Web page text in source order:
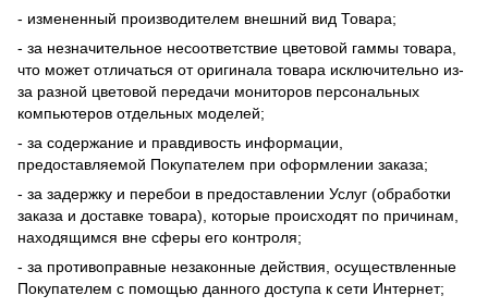
- измененный производителем внешний вид Товара;
- за незначительное несоответствие цветовой гаммы товара,
что может отличаться от оригинала товара исключительно из-
за разной цветовой передачи мониторов персональных
компьютеров отдельных моделей;
- за содержание и правдивость информации,
предоставляемой Покупателем при оформлении заказа;
- за задержку и перебои в предоставлении Услуг (обработки
заказа и доставке товара), которые происходят по причинам,
находящимся вне сферы его контроля;
- за противоправные незаконные действия, осуществленные
Покупателем с помощью данного доступа к сети Интернет;